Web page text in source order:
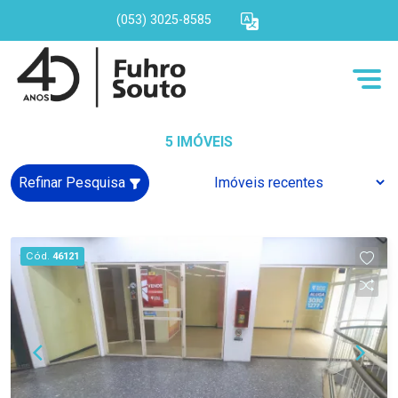
(053) 3025-8585
5 IMÓVEIS
Refinar Pesquisa
Cód. 46121